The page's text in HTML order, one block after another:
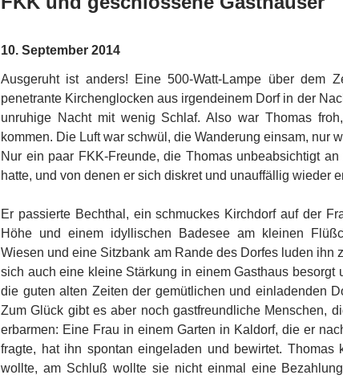
10. September 2014
Ausgeruht ist anders! Eine 500-Watt-Lampe über dem
penetrante Kirchenglocken aus irgendeinem Dorf in der
unruhige Nacht mit wenig Schlaf.Also war Thomas
kommen. Die Luft war schwül, die Wanderung einsam, nur
Nur ein paar FKK-Freunde, die Thomas unbeabsichtigt
hatte, und von denen er sich diskret und unauffällig wieder
Er passierte Bechthal, ein schmuckes Kirchdorf auf der
Höhe und einem idyllischen Badesee am kleinen
Wiesen und eine Sitzbank am Rande des Dorfes luden ihn
sich auch eine kleine Stärkung in einem Gasthaus besorgt
die guten alten Zeiten der gemütlichen und einladenden
Zum Glück gibt es aber noch gastfreundliche Menschen,
erbarmen: Eine Frau in einem Garten in Kaldorf, die er
fragte, hat ihn spontan eingeladen und bewirtet. Thomas
wollte, am Schluß wollte sie nicht einmal eine